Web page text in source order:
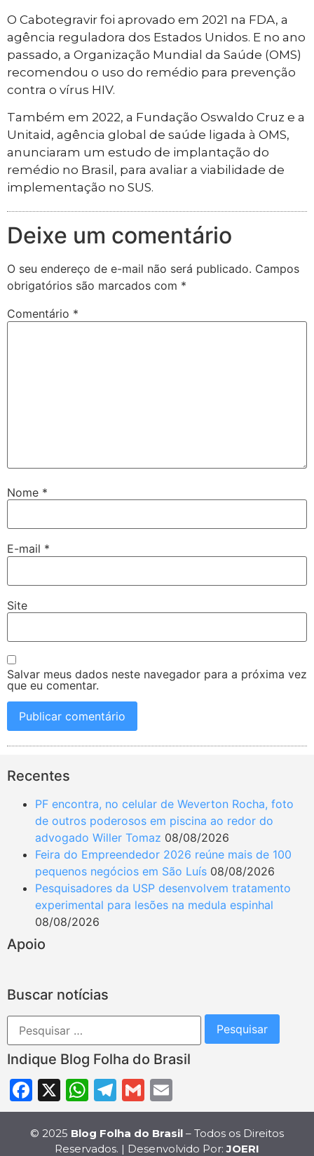
O Cabotegravir foi aprovado em 2021 na FDA, a
agência reguladora dos Estados Unidos. E no ano
passado, a Organização Mundial da Saúde (OMS)
recomendou o uso do remédio para prevenção
contra o vírus HIV.
Também em 2022, a Fundação Oswaldo Cruz e a
Unitaid, agência global de saúde ligada à OMS,
anunciaram um estudo de implantação do
remédio no Brasil, para avaliar a viabilidade de
implementação no SUS.
Deixe um comentário
O seu endereço de e-mail não será publicado. Campos
obrigatórios são marcados com *
Comentário *
Nome *
E-mail *
Site
Salvar meus dados neste navegador para a próxima vez
que eu comentar.
Recentes
PF encontra, no celular de Weverton Rocha, foto
de outros poderosos em piscina ao redor do
advogado Willer Tomaz 08/08/2026
Feira do Empreendedor 2026 reúne mais de 100
pequenos negócios em São Luís 08/08/2026
Pesquisadores da USP desenvolvem tratamento
experimental para lesões na medula espinhal
08/08/2026
Apoio
Buscar notícias
Indique Blog Folha do Brasil
Facebook
X WhatsApp
Telegram
Gmail
© 2025 Blog Folha do Brasil – Todos os Direitos
Reservados. | Desenvolvido Por:JOERI